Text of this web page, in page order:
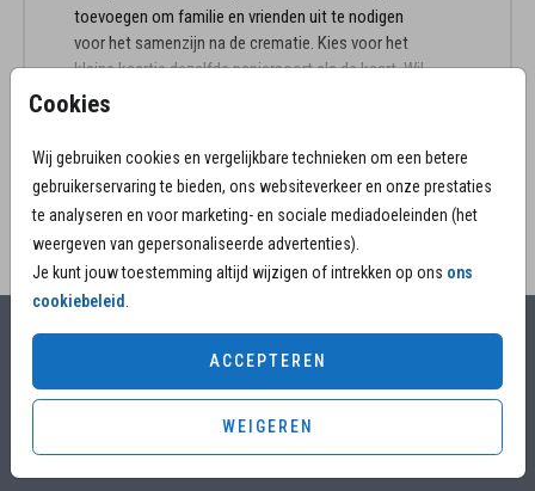
Cookies
Wij gebruiken cookies en vergelijkbare technieken om een betere
gebruikerservaring te bieden, ons websiteverkeer en onze prestaties
te analyseren en voor marketing- en sociale mediadoeleinden (het
weergeven van gepersonaliseerde advertenties).
Je kunt jouw toestemming altijd wijzigen of intrekken op ons ons
cookiebeleid.
ACCEPTEREN
WEIGEREN
toevoegen om familie en vrienden uit te nodigen
voor het samenzijn na de crematie. Kies voor het
kleine kaartje dezelfde papiersoort als de kaart. Wil
jij een kaartje in de stijl van de rouwkaart? Laat het
Alles voor jouw moment
Overleg met designers van de ontwerpstudio